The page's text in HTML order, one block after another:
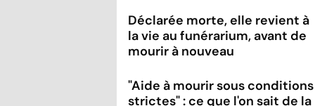
Déclarée morte, elle revient à
la vie au funérarium, avant de
mourir à nouveau
"Aide à mourir sous conditions
strictes" : ce que l'on sait de la